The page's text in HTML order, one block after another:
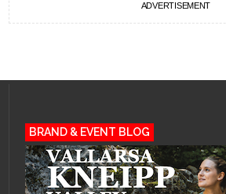
ADVERTISEMENT
BRAND & EVENT BLOG